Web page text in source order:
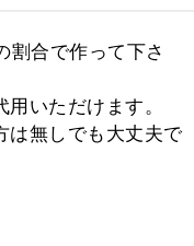
割合で作って下さ
いただけます。
は無しでも大丈夫で